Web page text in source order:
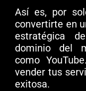
Así es, por
convertirte en
estratégica
dominio del
como YouTube.
vender tus
exitosa.